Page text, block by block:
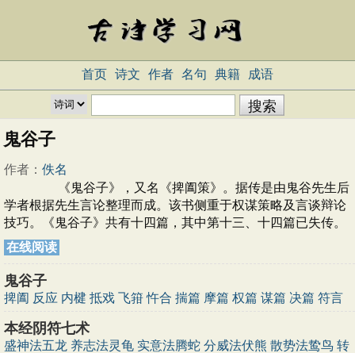
首页 诗文 作者 名句 典籍 成语
鬼谷子
作者： 佚名
《鬼谷子》，又名《捭阖策》。据传是由鬼谷先生后
学者根据先生言论整理而成。该书侧重于权谋策略及言谈辩论
技巧。《鬼谷子》共有十四篇，其中第十三、十四篇已失传。
在线阅读
鬼谷子
捭阖 反应 内楗 抵戏 飞箝 忤合 揣篇 摩篇 权篇 谋篇 决篇 符言
本经阴符七术
盛神法五龙 养志法灵龟 实意法腾蛇 分威法伏熊 散势法鸷鸟 转